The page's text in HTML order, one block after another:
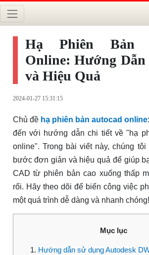
Hạ Phiên Bản
Online: Hướng
và Hiệu Quả
2024-01-27 15:31:15
Chủ đề hạ phiên bản autocad online
đến với hướng dẫn chi tiết về "hạ
online". Trong bài viết này, chúng
bước đơn giản và hiệu quả để giúp
CAD từ phiên bản cao xuống thấp
rối. Hãy theo dõi để biến công việc
một quá trình dễ dàng và nhanh chóng!
Mục lục
Hướng dẫn sử dụng Autodesk